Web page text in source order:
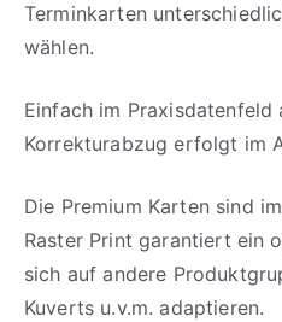
Terminkarten
wählen.
Einfach im
Korrekturabzug erfolgt im
Die Premium Karten sind
Raster Print garantiert ein
sich auf andere
Kuverts u.v.m. adaptieren.